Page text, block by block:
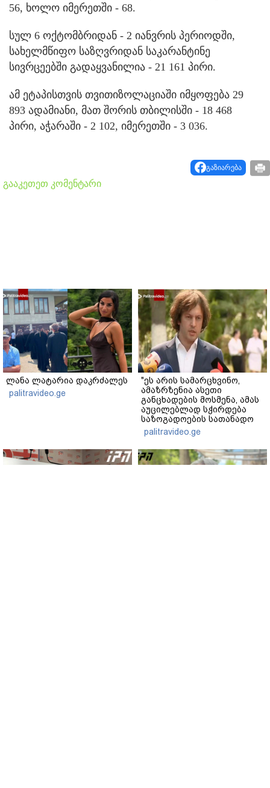
56, ხოლო იმერეთში - 68.
სულ 6 ოქტომბრიდან - 2 იანვრის პერიოდში,
სახელმწიფო საზღვრიდან საკარანტინე
სივრცეებში გადაყვანილია - 21 161 პირი.
ამ ეტაპისთვის თვითიზოლაციაში იმყოფება 29
893 ადამიანი, მათ შორის თბილისში - 18 468
პირი, აჭარაში - 2 102, იმერეთში - 3 036.
გაზიარება
გააკეთეთ კომენტარი
ლანა ლატარია დაკრძალეს
palitravideo.ge
"ეს არის სამარცხვინო,
ამაზრზენია ასეთი
განცხადების მოსმენა, ამას
აუცილებლად სჭირდება
საზოგადოების სათანადო
რეაქცია" - ირაკლი
კობახიძე
palitravideo.ge